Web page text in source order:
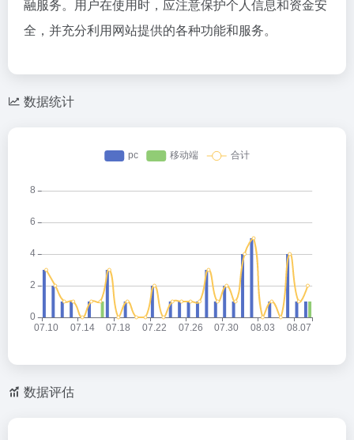
融服务。用户在使用时，应注意保护个人信息和资金安
全，并充分利用网站提供的各种功能和服务。
数据统计
数据评估